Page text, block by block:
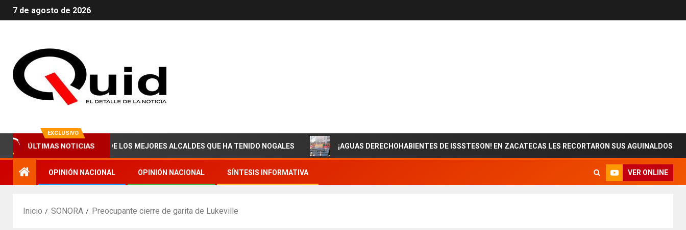
7 de agosto de 2026
EXCLUSIVO
ÚLTIMAS NOTICIAS
ZAIED, UNO DE LOS MEJORES ALCALDES QUE HA TENIDO NOGALES ¡AGUAS DERECHOHABIENTES DE ISSSTESON! EN ZACATECAS LES RECORTARON SUS AGUINALDOS
OPINIÓN NACIONAL OPINIÓN NACIONAL SÍNTESIS INFORMATIVA VER ONLINE
Inicio SONORA Preocupante cierre de garita de Lukeville